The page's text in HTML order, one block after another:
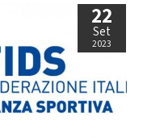
22
Set
2023